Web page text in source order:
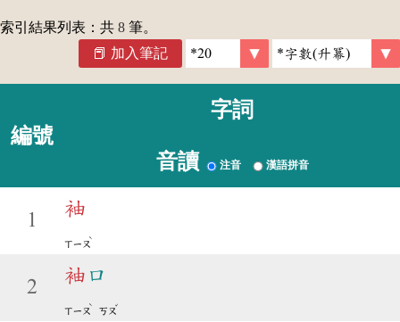
索引結果列表：共 8 筆。
加入筆記
編號
字詞
音讀 注音 漢語拼音
1
袖
ㄒㄧㄡ
ˋ
2
袖 口
ㄒㄧㄡ
ˋ
ㄎㄡ
ˇ